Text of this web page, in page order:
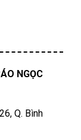
NGỌC
Q. Bình